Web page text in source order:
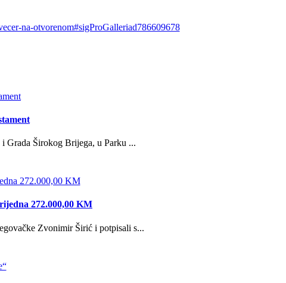
na-otvorenom#sigProGalleriad786609678
Grada Širokog Brijega, u Parku ...
272.000,00 KM
Zvonimir Širić i potpisali s...